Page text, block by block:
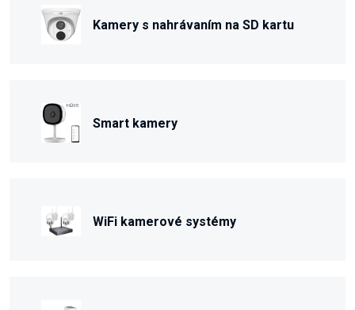
Kamery s nahrávaním na SD kartu
Smart kamery
WiFi kamerové systémy